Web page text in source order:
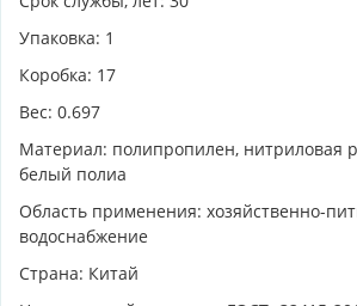
Упаковка: 1
Коробка: 17
Вес: 0.697
Материал: полипропилен, нитриловая
белый полиа
Область применения: хозяйственно-
водоснабжение
Страна: Китай